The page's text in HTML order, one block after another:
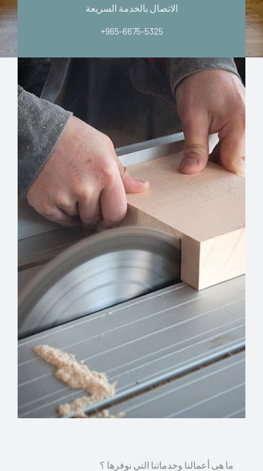
الاتصال بالخدمة السريعة
+965-6675-5325
ما هى أعمالنا وخدماتنا التي نوفرها ؟